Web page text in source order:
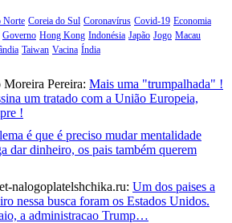
Norte Coreia do Sul Coronavírus Covid-19 Economia
Governo Hong Kong Indonésia Japão Jogo Macau
Taiwan Vacina Índia
Moreira Pereira: Mais uma "trumpalhada" !
um tratado com a União Europeia,
!
é que é preciso mudar mentalidade
dar dinheiro, os pais também querem
nalogoplatelshchika.ru: Um dos paises a
nessa busca foram os Estados Unidos.
a administracao Trump…